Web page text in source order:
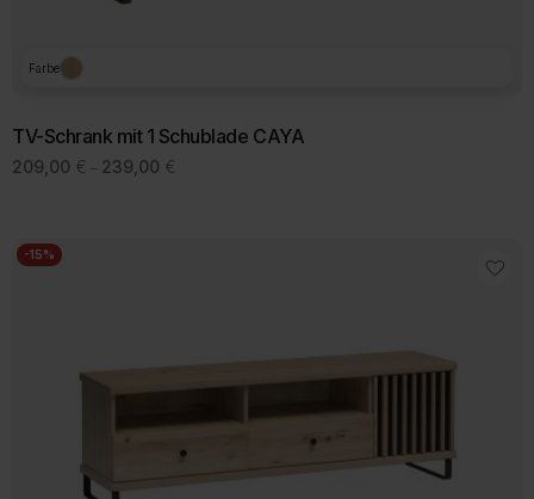
Farbe
TV-Schrank mit 1 Schublade CAYA
209,00 € – 239,00 €
-15%